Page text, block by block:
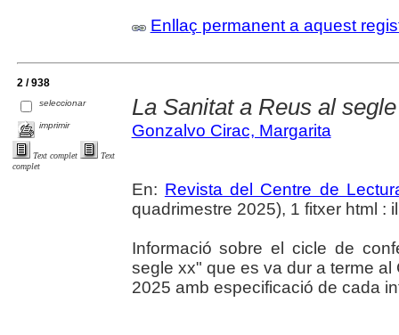
Enllaç permanent a aquest
2 / 938
seleccionar
imprimir
Text complet
Text
complet
La Sanitat a Reus al
Gonzalvo Cirac, Margarita
En: Revista del Centre de
quadrimestre 2025), 1 fitxer html :
Informació sobre el cicle de
segle xx" que es va dur a terme
2025 amb especificació de cada